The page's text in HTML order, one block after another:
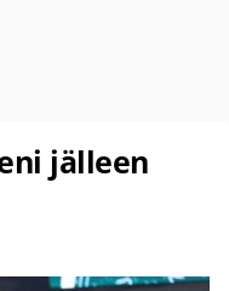
jälleen